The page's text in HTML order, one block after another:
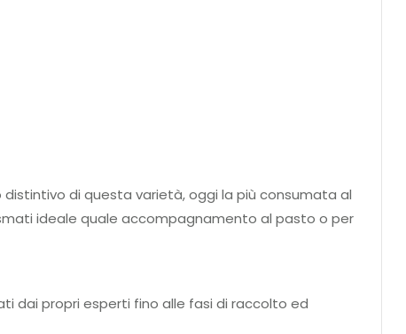
distintivo di questa varietà, oggi la più consumata al
ideale quale accompagnamento al pasto o per
dai propri esperti fino alle fasi di raccolto ed